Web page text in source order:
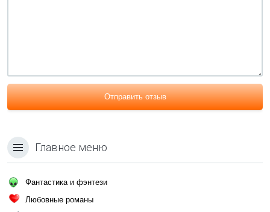
Отправить отзыв
Главное меню
Фантастика и фэнтези
Любовные романы